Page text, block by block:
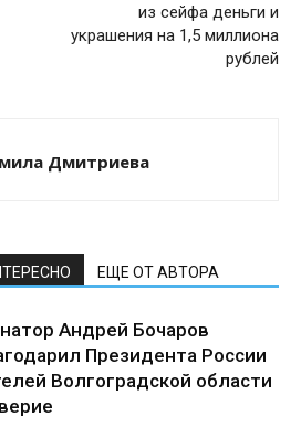
из сейфа деньги и
украшения на 1,5 миллиона
рублей
Дмитриева
ЕЩЕ ОТ АВТОРА
Андрей Бочаров
Президента России
Волгоградской области